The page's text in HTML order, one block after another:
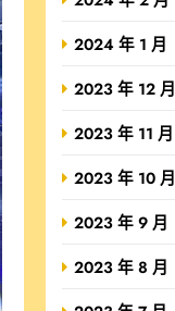
2024 年 1 月
2023 年 12 月
2023 年 11 月
2023 年 10 月
2023 年 9 月
2023 年 8 月